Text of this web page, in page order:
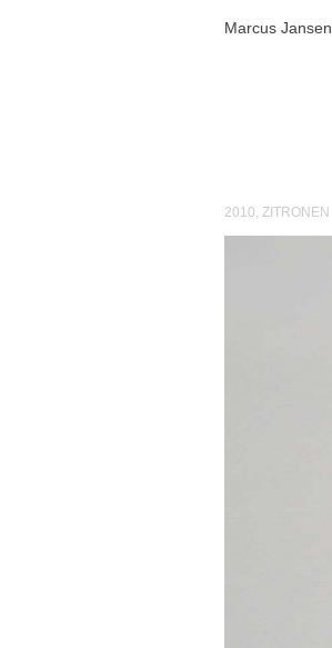
Marcus Jansen
2010, ZITRONEN